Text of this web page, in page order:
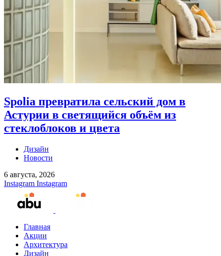
Spolia превратила сельский дом в
Астурии в светящийся объём из
стеклоблоков и цвета
Дизайн
Новости
6 августа, 2026
Instagram Instagram
Главная
Акции
Архитектура
Дизайн